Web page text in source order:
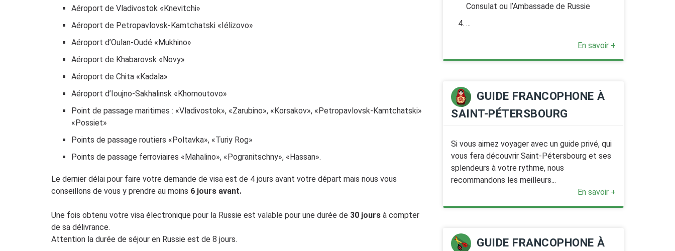
Aéroport de Vladivostok «Knevitchi»
Aéroport de Petropavlovsk-Kamtchatski «Iélizovo»
Aéroport d’Oulan-Oudé «Mukhino»
Aéroport de Khabarovsk «Novy»
Aéroport de Chita «Kadala»
Aéroport d’Ioujno-Sakhalinsk «Khomoutovo»
Point de passage maritimes : «Vladivostok», «Zarubino», «Korsakov», «Petropavlovsk-Kamtchatski»
«Possiet»
Points de passage routiers «Poltavka», «Turiy Rog»
Points de passage ferroviaires «Mahalino», «Pogranitschny», «Hassan».
Le dernier délai pour faire votre demande de visa est de 4 jours avant votre départ mais nous vous
conseillons de vous y prendre au moins 6 jours avant.
Une fois obtenu votre visa électronique pour la Russie est valable pour une durée de 30 jours à compter
de sa délivrance.
Attention la durée de séjour en Russie est de 8 jours.
Consulat ou l’Ambassade de Russie
...
En savoir +
GUIDE FRANCOPHONE À
SAINT-PÉTERSBOURG
Si vous aimez voyager avec un guide privé, qui
vous fera découvrir Saint-Pétersbourg et ses
splendeurs à votre rythme, nous
recommandons les meilleurs...
En savoir +
GUIDE FRANCOPHONE À